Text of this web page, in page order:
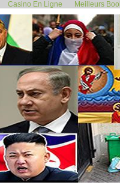
Casino En Ligne Meilleurs
<<
4 novembre 2023